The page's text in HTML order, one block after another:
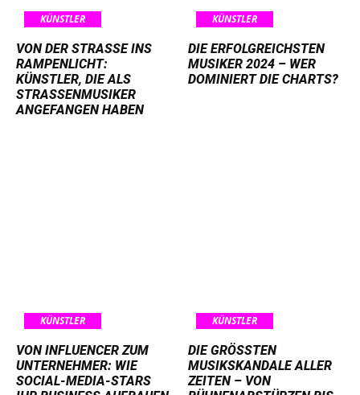
KÜNSTLER
VON DER STRASSE INS R
AMPENLICHT: K
ÜNSTLER, DIE ALS S
TRASSENMUSIKER AN
GEFANGEN HABEN
KÜNSTLER
DIE ERFOLGREICHSTEN
MUSIKER 2024 – WER
DOMINIERT DIE CHARTS?
KÜNSTLER
VON INFLUENCER ZUM
UNTERNEHMER: WIE
SOCIAL-MEDIA-STARS
KÜNSTLER
DIE GRÖSSTEN M
USIKSKANDALE ALLER Z
EITEN – VON B